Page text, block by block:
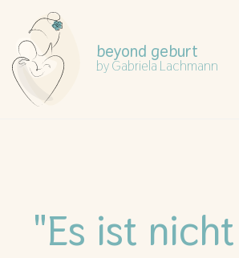
beyond geburt
by Gabriela Lachmann
"Es ist